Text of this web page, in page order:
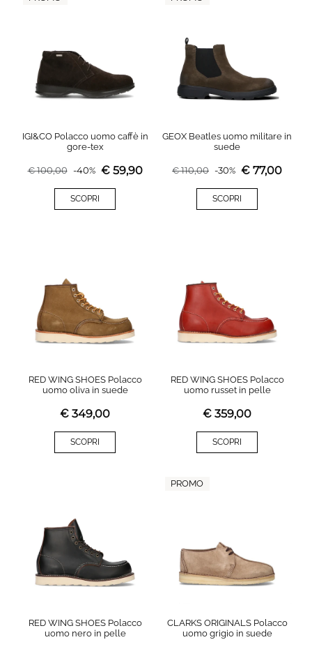
IGI&CO Polacco uomo caffè in
gore-tex
€100,00 -40% € 59,90
SCOPRI
GEOX Beatles uomo militare in
suede
€110,00 -30% € 77,00
SCOPRI
RED WING SHOES Polacco
uomo oliva in suede
€ 349,00
SCOPRI
RED WING SHOES Polacco
uomo russet in pelle
€ 359,00
SCOPRI
RED WING SHOES Polacco
uomo nero in pelle
PROMO
CLARKS ORIGINALS Polacco
uomo grigio in suede